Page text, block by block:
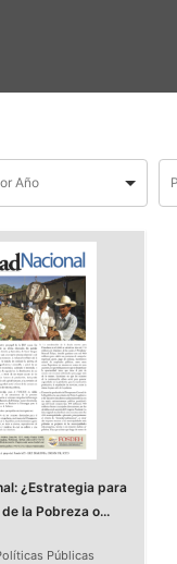
¿Estrategia para
la Pobreza o...
Públicas